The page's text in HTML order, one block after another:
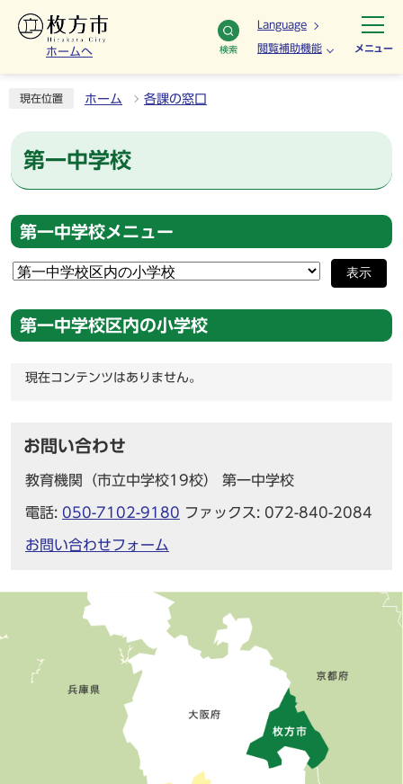
ホームへ 検索
Language
閲覧補助機能 メニュー
現在位置 ホーム 各課の窓口
第一中学校
第一中学校メニュー
表示
第一中学校区内の小学校
現在コンテンツはありません。
お問い合わせ
教育機関（市立中学校19校） 第一中学校
電話: 050-7102-9180 ファックス: 072-840-2084
お問い合わせフォーム